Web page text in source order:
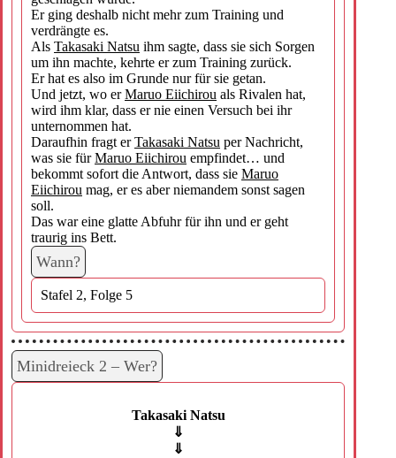
Er ging deshalb nicht mehr zum Training und
verdrängte es.
Als Takasaki Natsu ihm sagte, dass sie sich Sorgen
um ihn machte, kehrte er zum Training zurück.
Er hat es also im Grunde nur für sie getan.
Und jetzt, wo erMaruo Eiichirou als Rivalen hat,
wird ihm klar, dass er nie einen Versuch bei ihr
unternommen hat.
Daraufhin fragt erTakasaki Natsu per Nachricht,
was sie fürMaruo Eiichirou empfindet… und
bekommt sofort die Antwort, dass sie Maruo
Eiichirou mag, er es aber niemandem sonst sagen
soll.
Das war eine glatte Abfuhr für ihn und er geht
traurig ins Bett.
Wann?
Stafel 2, Folge 5
Minidreieck 2 – Wer?
Takasaki Natsu
⇓
⇓